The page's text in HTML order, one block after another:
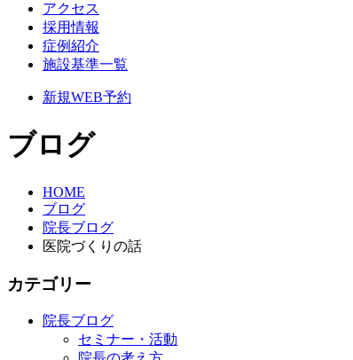
アクセス
採用情報
症例紹介
施設基準一覧
新規WEB予約
ブログ
HOME
ブログ
院長ブログ
医院づくりの話
カテゴリー
院長ブログ
セミナー・活動